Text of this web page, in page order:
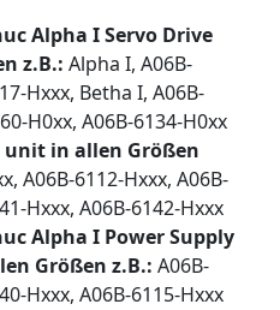
Alpha I Servo Drive
z.B.: Alpha I, A06B-
Hxxx, Betha I, A06B-
H0xx, A06B-6134-H0xx
unit in allen Größen
A06B-6112-Hxxx, A06B-
Hxxx, A06B-6142-Hxxx
Alpha I Power Supply
Größen z.B.: A06B-
Hxxx, A06B-6115-Hxxx